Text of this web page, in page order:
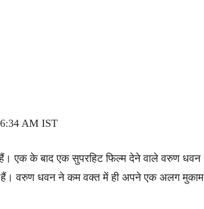
AM IST
एक के बाद एक सुपरहिट फिल्म देने वाले वरुण धवन
हैं। वरुण धवन ने कम वक्त में ही अपने एक अलग मुकाम